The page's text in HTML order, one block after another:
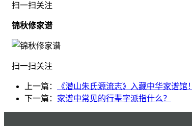
扫一扫关注
锦秋修家谱
扫一扫关注
上一篇：
《潜山朱氏源流志》入藏中华家谱馆！
下一篇： 家谱中常见的行辈字派指什么？